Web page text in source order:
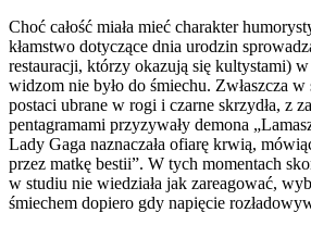
Choć całość miała mieć charakter
kłamstwo dotyczące dnia urodzin
restauracji, którzy okazują się kultystami)
widzom nie było do śmiechu. Zwłaszcza
postaci ubrane w rogi i czarne skrzydła, z
pentagramami przyzywały demona
Lady Gaga naznaczała ofiarę krwią,
przez matkę bestii”. W tych momentach
w studiu nie wiedziała jak zareagować,
śmiechem dopiero gdy napięcie